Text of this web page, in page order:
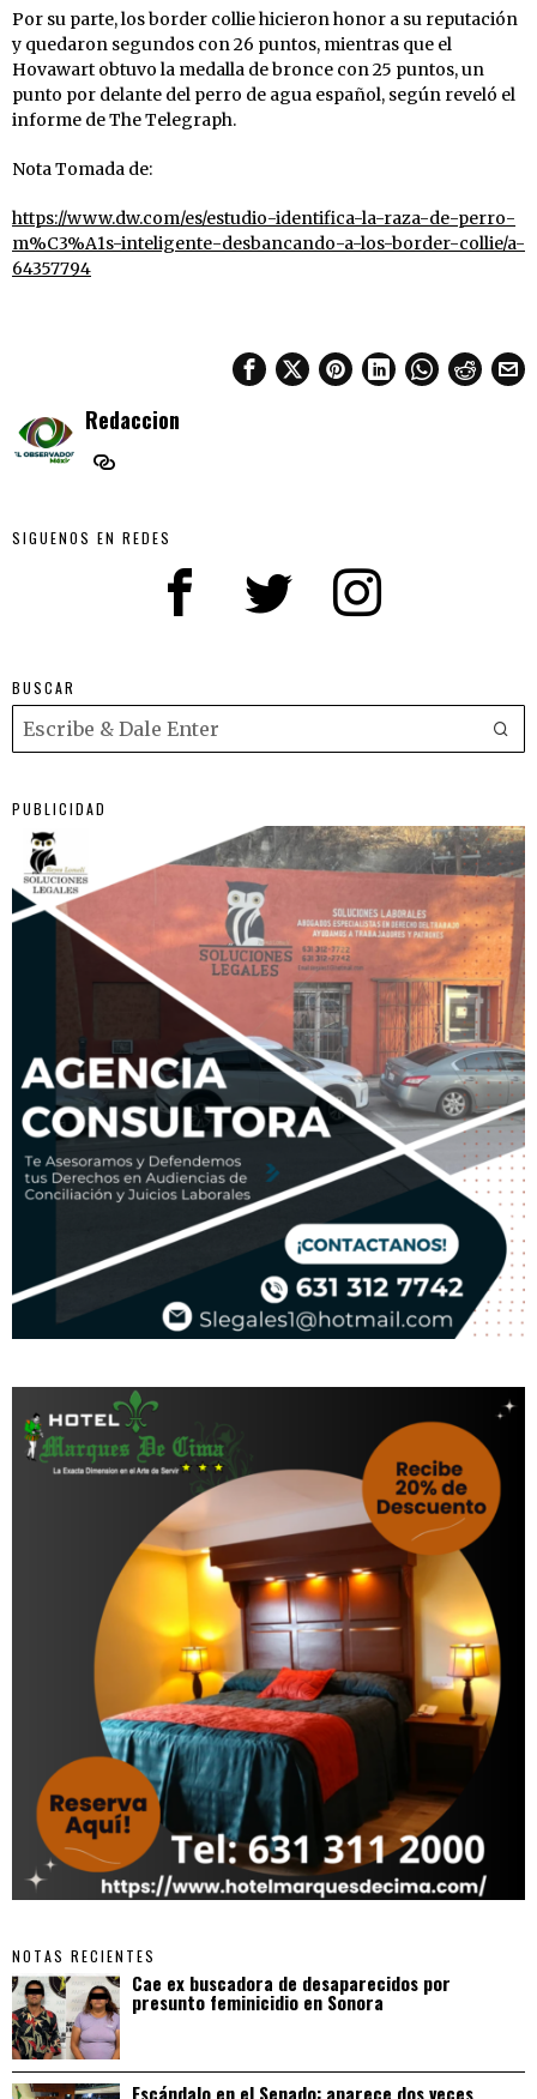
Por su parte, los border collie hicieron honor a su reputación
y quedaron segundos con 26 puntos, mientras que el
Hovawart obtuvo la medalla de bronce con 25 puntos, un
punto por delante del perro de agua español, según reveló el
informe de The Telegraph.
Nota Tomada de:
https://www.dw.com/es/estudio-identifica-la-raza-de-perro-
m%C3%A1s-inteligente-desbancando-a-los-border-collie/a-
64357794
Redaccion
SIGUENOS EN REDES
BUSCAR
PUBLICIDAD
NOTAS RECIENTES
Cae ex buscadora de desaparecidos por
presunto feminicidio en Sonora
Escándalo en el Senado: aparece dos veces